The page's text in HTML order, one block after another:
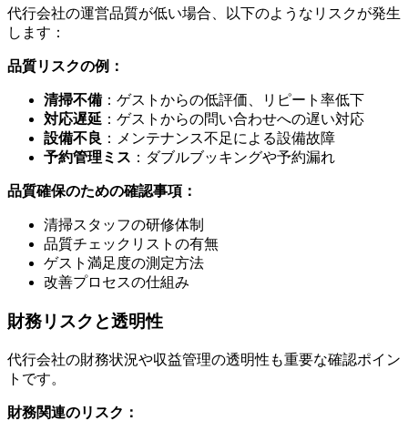
代行会社の運営品質が低い場合、以下のようなリスクが発生
します：
品質リスクの例：
清掃不備 ：ゲストからの低評価、リピート率低下
対応遅延 ：ゲストからの問い合わせへの遅い対応
設備不良 ：メンテナンス不足による設備故障
予約管理ミス ：ダブルブッキングや予約漏れ
品質確保のための確認事項：
清掃スタッフの研修体制
品質チェックリストの有無
ゲスト満足度の測定方法
改善プロセスの仕組み
財務リスクと透明性
代行会社の財務状況や収益管理の透明性も重要な確認ポイン
トです。
財務関連のリスク：